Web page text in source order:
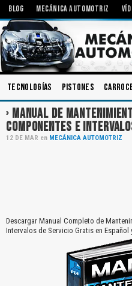
BLOG MECÁNICA AUTOMOTRIZ
Tecnologías Pistones
MANUAL DE
COMPONENTES E
12 DE MAR en MECÁNICA AUTOMOTRIZ
Descargar Manual Completo de
Intervalos de Servicio Gratis en Español